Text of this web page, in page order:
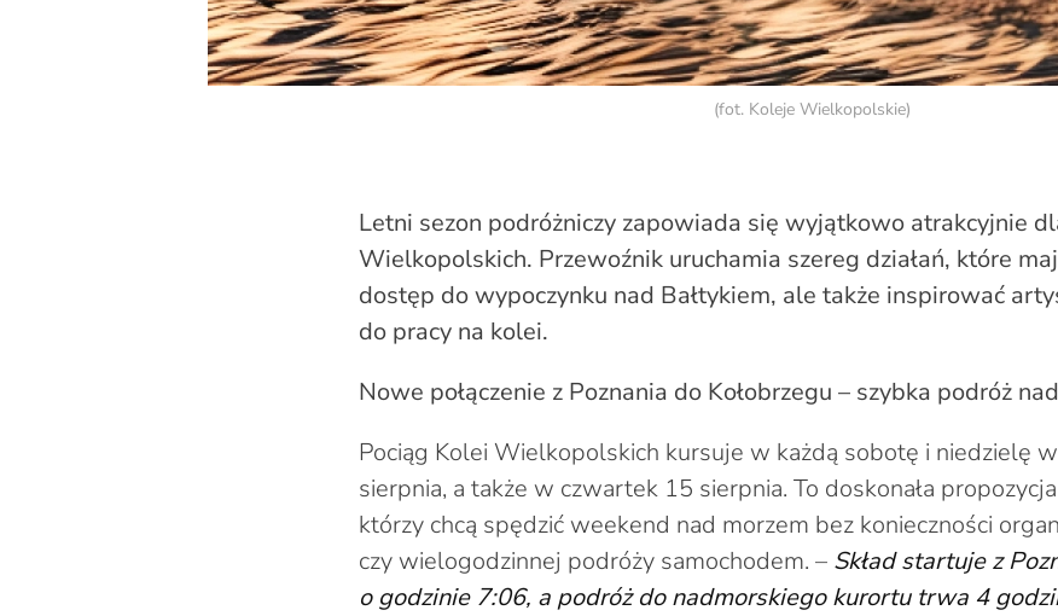
(fot. Koleje Wielkopolskie)
Letni sezon podróżniczy zapowiada się wyjątkowo atrakcyjnie
Wielkopolskich. Przewoźnik uruchamia szereg działań, które
dostęp do wypoczynku nad Bałtykiem, ale także inspirować
do pracy na kolei.
Nowe połączenie z Poznania do Kołobrzegu – szybka podróż
Pociąg Kolei Wielkopolskich kursuje w każdą sobotę i niedzielę
sierpnia, a także w czwartek 15 sierpnia. To doskonała
którzy chcą spędzić weekend nad morzem bez konieczności
czy wielogodzinnej podróży samochodem. – Skład startuje z
o godzinie 7:06, a podróż do nadmorskiego kurortu trwa 4